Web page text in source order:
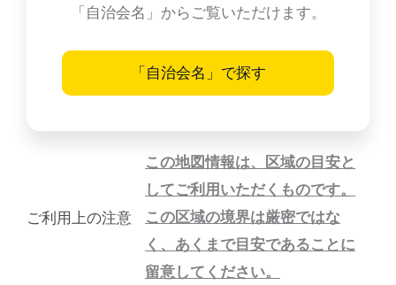
「自治会名」からご覧いただけます。
「自治会名」で探す
ご利用上の注意
この地図情報は、区域の目安と
してご利用いただくものです。
この区域の境界は厳密ではな
く、あくまで目安であることに
留意してください。